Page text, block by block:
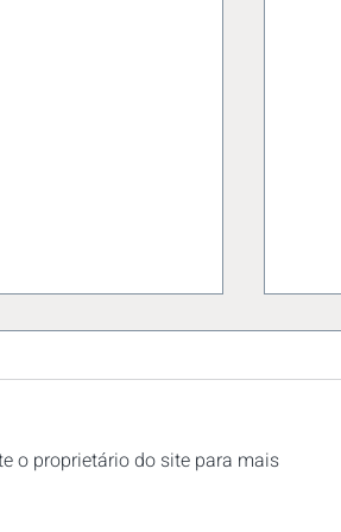
o proprietário do site para mais